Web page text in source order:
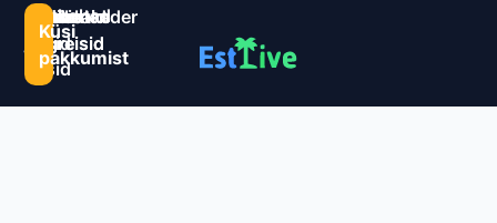
Sihtkohad
reisid
Estlive
ringreisid
Goa
reisid
Premio
ringreisid
Reisikalender
Järelmaks
Kontaktid
Küsi
pakkumist